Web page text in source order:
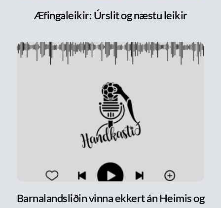
Æfingaleikir: Úrslit og næstu leikir
Barnalandsliðin vinna ekkert án Heimis og